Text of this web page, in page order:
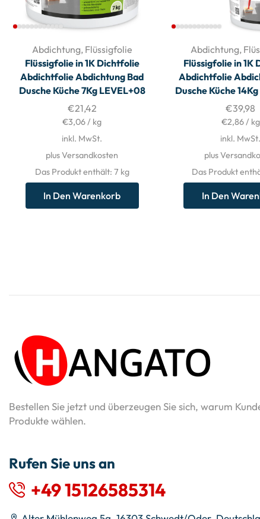
Abdichtung, Flüssigfolie
Flüssigfolie in 1K Dichtfolie
Abdichtfolie Abdichtung Bad
Dusche Küche 7Kg LEVEL+08
€21,42
€3,06/ kg
inkl. MwSt.
plus Versandkosten
Das Produkt enthält: 7 kg
In Den Warenkorb
Abdichtung,
Flüssigfolie in 1K
Abdichtfolie
Dusche Küche
€39,98
€2,86/ kg
inkl. MwSt.
plus
Das Produkt
In Den
Bestellen Sie jetzt und überzeugen Sie sich, warum
Produkte wählen.
Rufen Sie uns an
+49 15126585314